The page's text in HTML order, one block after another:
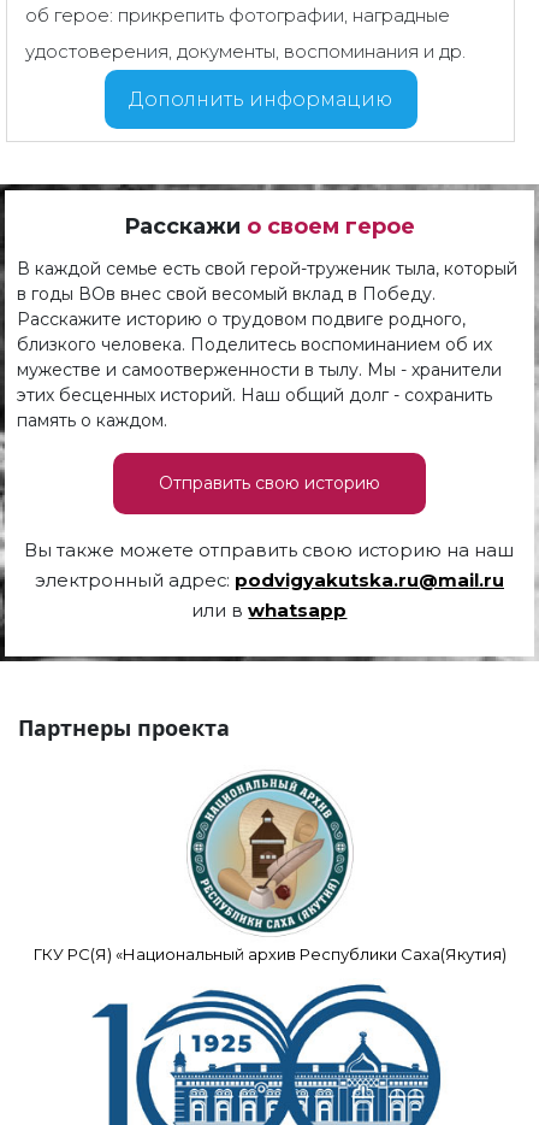
об герое: прикрепить фотографии, наградные
удостоверения, документы, воспоминания и др.
Дополнить информацию
Расскажи о своем герое
В каждой семье есть свой герой-труженик тыла, который
в годы ВОв внес свой весомый вклад в Победу.
Расскажите историю о трудовом подвиге родного,
близкого человека. Поделитесь воспоминанием об их
мужестве и самоотверженности в тылу. Мы - хранители
этих бесценных историй. Наш общий долг - сохранить
память о каждом.
Отправить свою историю
Вы также можете отправить свою историю на наш
электронный адрес: podvigyakutska.ru@mail.ru
или вwhatsapp
Партнеры проекта
ГКУ РС(Я) «Национальный архив Республики Саха(Якутия)